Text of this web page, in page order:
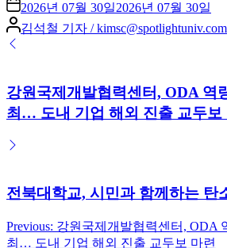
2026년 07월 30일2026년 07월 30일
Posted
by
김석철 기자 / kimsc@spotlightuniv.com
강원국제개발협력센터, ODA 역
최… 도내 기업 해외 진출 교두보
전북대학교, 시민과 함께하는 탄
글
Previous: 강원국제개발협력센터, ODA
최… 도내 기업 해외 진출 교두보 마련